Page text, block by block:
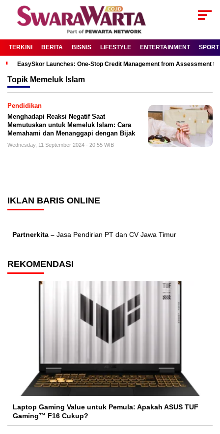
TERKINI BERITA BISNIS LIFESTYLE ENTERTAINMENT SPORT
EasySkor Launches: One-Stop Credit Management from Assessment
Topik Memeluk Islam
Pendidikan
Menghadapi Reaksi Negatif Saat
Memutuskan untuk Memeluk Islam: Cara
Memahami dan Menanggapi dengan Bijak
Wednesday, 11 September 2024 - 20:55 WIB
IKLAN BARIS ONLINE
Partnerkita – Jasa Pendirian PT dan CV Jawa Timur
REKOMENDASI
Laptop Gaming Value untuk Pemula: Apakah ASUS TUF
Gaming™ F16 Cukup?